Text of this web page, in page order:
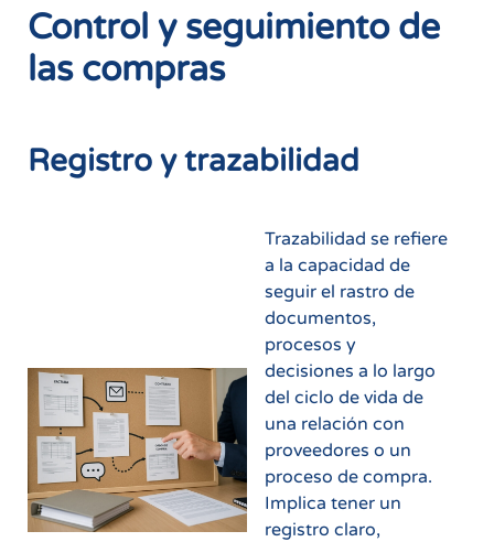
Control y seguimiento de
las compras
Registro y trazabilidad
Trazabilidad se refiere
a la capacidad de
seguir el rastro de
documentos,
procesos y
decisiones a lo largo
del ciclo de vida de
una relación con
proveedores o un
proceso de compra.
Implica tener un
registro claro,